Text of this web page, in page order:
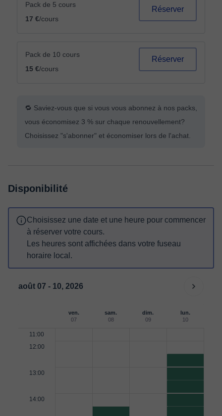
Pack de 5 cours
17 €/cours
Réserver
Pack de 10 cours
15 €/cours
Réserver
🔁 Saviez-vous que si vous vous abonnez à nos packs,
vous économisez 3 % sur chaque renouvellement?
Choisissez "s'abonner" et économiser lors de l'achat.
Disponibilité
Choisissez une date et une heure pour commencer
à réserver votre cours.
Les heures sont affichées dans votre fuseau
horaire local.
août 07 - 10, 2026
ven.
07
sam.
08
dim.
09
lun.
10
11:00
12:00
13:00
14:00